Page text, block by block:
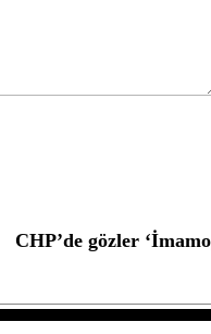
CHP’de gözler